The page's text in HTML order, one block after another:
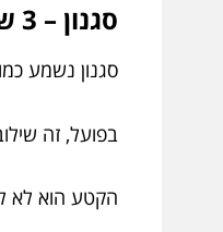
סגנון – 3 שכבות שבונות לוק בלי להתאמץ
סגנון נשמע
בפועל, זה
הקטע הוא לא